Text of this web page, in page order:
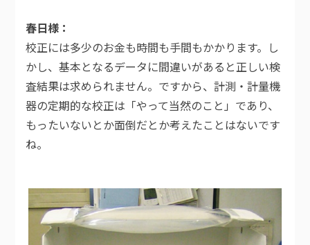
春日様
校正には多少のお金も時間も手間もかかります。し
かし、基本となるデータに間違いがあると正しい検
査結果は求められません。ですから、計測・計量機
器の定期的な校正は「やって当然のこと」であり、
もったいないとか面倒だとか考えたことはないです
ね。